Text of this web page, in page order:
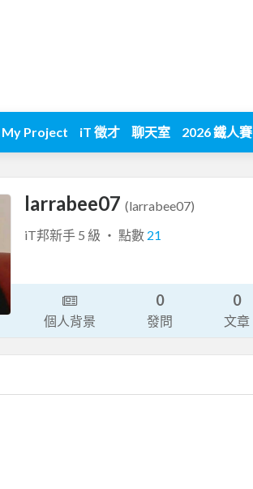
My Project iT 徵才 聊天室 2026 鐵人賽
larrabee07 (larrabee07)
iT邦新手 5 級 ‧ 點數 21
個人背景
0
發問
0
文章